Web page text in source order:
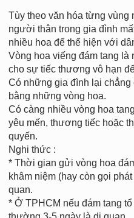
Tùy theo văn hóa từng
người thân trong gia đình
nhiều hoa để thể hiện với
Vòng hoa viếng đám tang
cho sự tiếc thương vô hạn
Có những gia đình lại
bằng những vòng hoa.
Có càng nhiều vòng hoa
yêu mến, thương tiếc hoặc
quyến.
Nghi thức :
* Thời gian gửi vòng hoa
khâm niệm (hay còn gọi
quan.
* Ở TPHCM nếu đám tang